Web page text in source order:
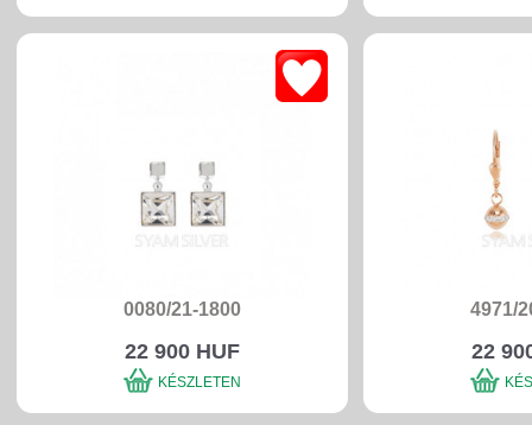
0080/21-1800
22 900 HUF
KÉSZLETEN
4971/
22